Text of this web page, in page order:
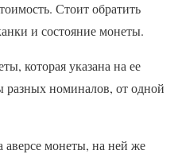
Стоит обратить
и состояние монеты.
которая указана на ее
разных номиналов, от одной
аверсе монеты, на ней же